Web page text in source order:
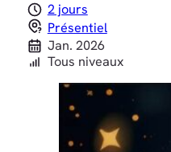
2 jours
Présentiel
Jan. 2026
Tous niveaux